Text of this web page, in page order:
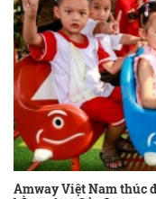
Amway Việt Nam thúc